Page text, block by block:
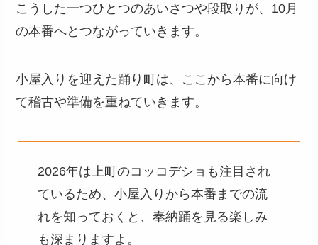
こうした一つひとつのあいさつや段取りが、10月
の本番へとつながっていきます。
小屋入りを迎えた踊り町は、ここから本番に向け
て稽古や準備を重ねていきます。
2026年は上町のコッコデショも注目され
ているため、小屋入りから本番までの流
れを知っておくと、奉納踊を見る楽しみ
も深まりますよ。